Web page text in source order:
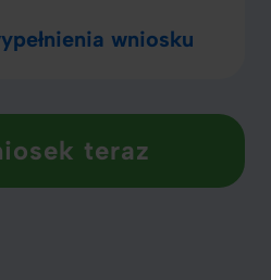
wniosku
teraz